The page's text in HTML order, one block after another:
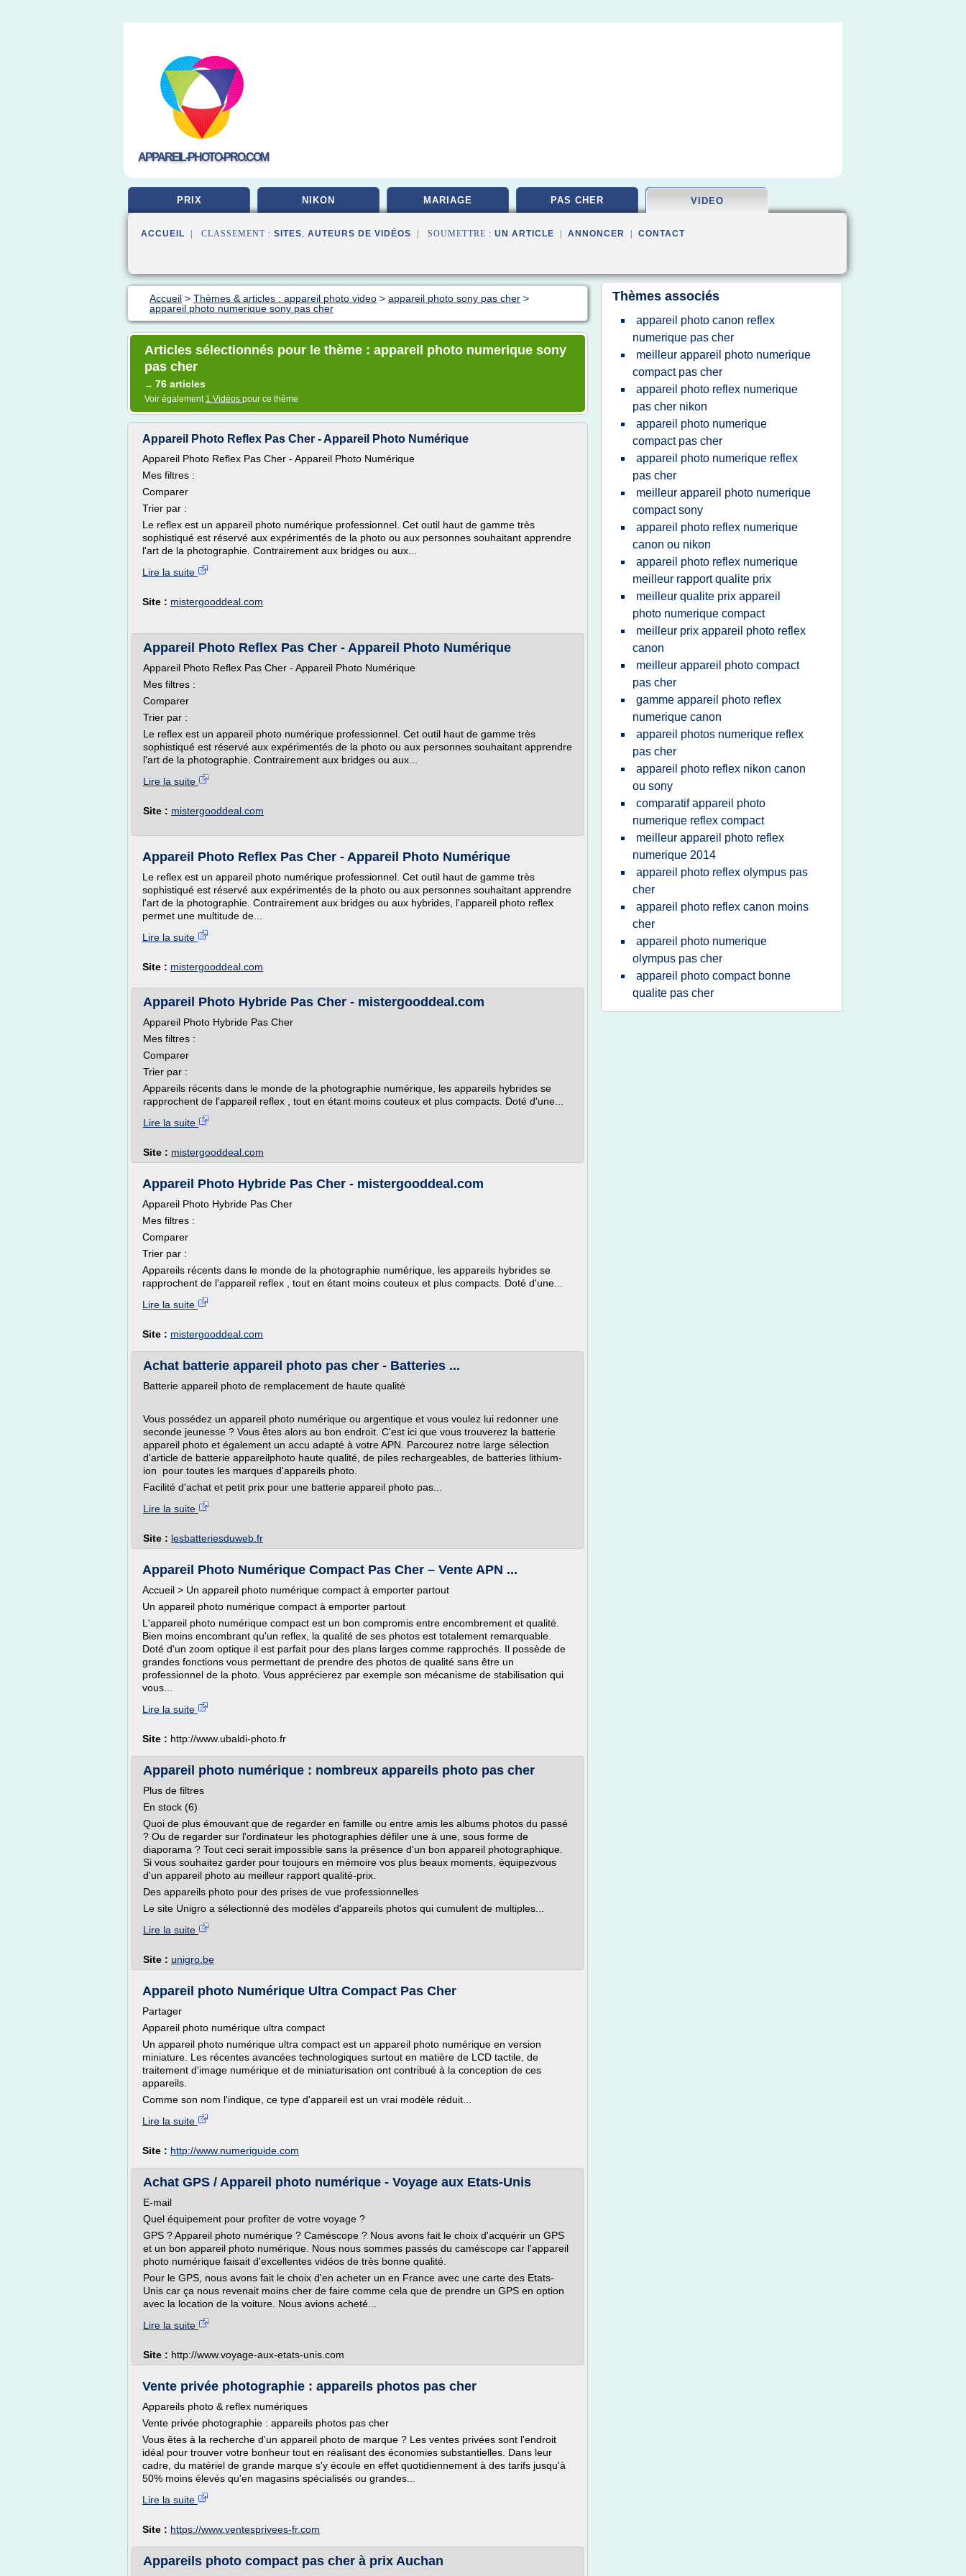
APPAREIL-PHOTO-PRO.COM
PRIX NIKON MARIAGE PAS CHER VIDEO
ACCUEIL | CLASSEMENT : SITES, AUTEURS DE VIDÉOS | SOUMETTRE : UN ARTICLE ANNONCER CONTACT
Accueil > Thèmes & articles : appareil photo video > appareil photo sony pas cher >
appareil photo numerique sony pas cher
Articles sélectionnés pour le thème : appareil photo numerique sony
pas cher
→ 76 articles
Voir également 1 Vidéos pour ce thème
Appareil Photo Reflex Pas Cher - Appareil Photo Numérique
Appareil Photo Reflex Pas Cher - Appareil Photo Numérique
Mes filtres :
Comparer
Trier par :
Le reflex est un appareil photo numérique professionnel. Cet outil haut de gamme très
sophistiqué est réservé aux expérimentés de la photo ou aux personnes souhaitant apprendre
l'art de la photographie. Contrairement aux bridges ou aux...
Lire la suite
Site : mistergooddeal.com
Appareil Photo Reflex Pas Cher - Appareil Photo Numérique
Appareil Photo Reflex Pas Cher - Appareil Photo Numérique
Mes filtres :
Comparer
Trier par :
Le reflex est un appareil photo numérique professionnel. Cet outil haut de gamme très
sophistiqué est réservé aux expérimentés de la photo ou aux personnes souhaitant apprendre
l'art de la photographie. Contrairement aux bridges ou aux...
Lire la suite
Site : mistergooddeal.com
Appareil Photo Reflex Pas Cher - Appareil Photo Numérique
Le reflex est un appareil photo numérique professionnel. Cet outil haut de gamme très
sophistiqué est réservé aux expérimentés de la photo ou aux personnes souhaitant apprendre
l'art de la photographie. Contrairement aux bridges ou aux hybrides, l'appareil photo reflex
permet une multitude de...
Lire la suite
Site : mistergooddeal.com
Appareil Photo Hybride Pas Cher - mistergooddeal.com
Appareil Photo Hybride Pas Cher
Mes filtres :
Comparer
Trier par :
Appareils récents dans le monde de la photographie numérique, les appareils hybrides se
rapprochent de l'appareil reflex , tout en étant moins couteux et plus compacts. Doté d'une...
Lire la suite
Site : mistergooddeal.com
Appareil Photo Hybride Pas Cher - mistergooddeal.com
Appareil Photo Hybride Pas Cher
Mes filtres :
Comparer
Trier par :
Appareils récents dans le monde de la photographie numérique, les appareils hybrides se
rapprochent de l'appareil reflex , tout en étant moins couteux et plus compacts. Doté d'une...
Lire la suite
Site : mistergooddeal.com
Achat batterie appareil photo pas cher - Batteries ...
Batterie appareil photo de remplacement de haute qualité
Vous possédez un appareil photo numérique ou argentique et vous voulez lui redonner une
seconde jeunesse ? Vous êtes alors au bon endroit. C'est ici que vous trouverez la batterie
appareil photo et également un accu adapté à votre APN. Parcourez notre large sélection
d'article de batterie appareilphoto haute qualité, de piles rechargeables, de batteries lithium-
ion pour toutes les marques d'appareils photo.
Facilité d'achat et petit prix pour une batterie appareil photo pas...
Lire la suite
Site : lesbatteriesduweb.fr
Appareil Photo Numérique Compact Pas Cher – Vente APN ...
Accueil > Un appareil photo numérique compact à emporter partout
Un appareil photo numérique compact à emporter partout
L'appareil photo numérique compact est un bon compromis entre encombrement et qualité.
Bien moins encombrant qu'un reflex, la qualité de ses photos est totalement remarquable.
Doté d'un zoom optique il est parfait pour des plans larges comme rapprochés. Il possède de
grandes fonctions vous permettant de prendre des photos de qualité sans être un
professionnel de la photo. Vous apprécierez par exemple son mécanisme de stabilisation qui
vous...
Lire la suite
Site : http://www.ubaldi-photo.fr
Appareil photo numérique : nombreux appareils photo pas cher
Plus de filtres
En stock (6)
Quoi de plus émouvant que de regarder en famille ou entre amis les albums photos du passé
? Ou de regarder sur l'ordinateur les photographies défiler une à une, sous forme de
diaporama ? Tout ceci serait impossible sans la présence d'un bon appareil photographique.
Si vous souhaitez garder pour toujours en mémoire vos plus beaux moments, équipez­vous
d'un appareil photo au meilleur rapport qualité-prix.
Des appareils photo pour des prises de vue professionnelles
Le site Unigro a sélectionné des modèles d'appareils photos qui cumulent de multiples...
Lire la suite
Site : unigro.be
Appareil photo Numérique Ultra Compact Pas Cher
Partager
Appareil photo numérique ultra compact
Un appareil photo numérique ultra compact est un appareil photo numérique en version
miniature. Les récentes avancées technologiques surtout en matière de LCD tactile, de
traitement d'image numérique et de miniaturisation ont contribué à la conception de ces
appareils.
Comme son nom l'indique, ce type d'appareil est un vrai modèle réduit...
Lire la suite
Site : http://www.numeriguide.com
Achat GPS / Appareil photo numérique - Voyage aux Etats-Unis
E-mail
Quel équipement pour profiter de votre voyage ?
GPS ? Appareil photo numérique ? Caméscope ? Nous avons fait le choix d'acquérir un GPS
et un bon appareil photo numérique. Nous nous sommes passés du caméscope car l'appareil
photo numérique faisait d'excellentes vidéos de très bonne qualité.
Pour le GPS, nous avons fait le choix d'en acheter un en France avec une carte des Etats-
Unis car ça nous revenait moins cher de faire comme cela que de prendre un GPS en option
avec la location de la voiture. Nous avions acheté...
Lire la suite
Site : http://www.voyage-aux-etats-unis.com
Vente privée photographie : appareils photos pas cher
Appareils photo & reflex numériques
Vente privée photographie : appareils photos pas cher
Vous êtes à la recherche d'un appareil photo de marque ? Les ventes privées sont l'endroit
idéal pour trouver votre bonheur tout en réalisant des économies substantielles. Dans leur
cadre, du matériel de grande marque s'y écoule en effet quotidiennement à des tarifs jusqu'à
50% moins élevés qu'en magasins spécialisés ou grandes...
Lire la suite
Site : https://www.ventesprivees-fr.com
Appareils photo compact pas cher à prix Auchan
Thèmes associés
appareil photo canon reflex
numerique pas cher
meilleur appareil photo numerique
compact pas cher
appareil photo reflex numerique
pas cher nikon
appareil photo numerique
compact pas cher
appareil photo numerique reflex
pas cher
meilleur appareil photo numerique
compact sony
appareil photo reflex numerique
canon ou nikon
appareil photo reflex numerique
meilleur rapport qualite prix
meilleur qualite prix appareil
photo numerique compact
meilleur prix appareil photo reflex
canon
meilleur appareil photo compact
pas cher
gamme appareil photo reflex
numerique canon
appareil photos numerique reflex
pas cher
appareil photo reflex nikon canon
ou sony
comparatif appareil photo
numerique reflex compact
meilleur appareil photo reflex
numerique 2014
appareil photo reflex olympus pas
cher
appareil photo reflex canon moins
cher
appareil photo numerique
olympus pas cher
appareil photo compact bonne
qualite pas cher